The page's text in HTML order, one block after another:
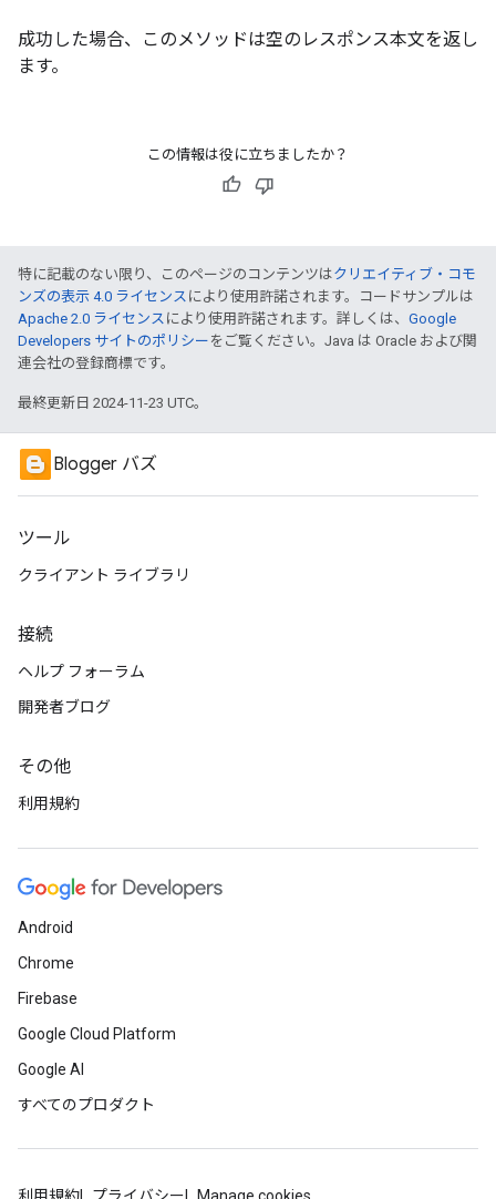
成功した場合、このメソッドは空のレスポンス本文を返し
ます。
この情報は役に立ちましたか？
特に記載のない限り、このページのコンテンツはクリエイティブ・コモ
ンズの表示 4.0 ライセンス により使用許諾されます。コードサンプルは
Apache 2.0 ライセンス により使用許諾されます。詳しくは、 Google
Developers サイトのポリシー をご覧ください。Java は Oracle および関
連会社の登録商標です。
最終更新日 2024-11-23 UTC。
Blogger バズ
ツール
クライアント ライブラリ
接続
ヘルプ フォーラム
開発者ブログ
その他
利用規約
Android
Chrome
Firebase
Google Cloud Platform
Google AI
すべてのプロダクト